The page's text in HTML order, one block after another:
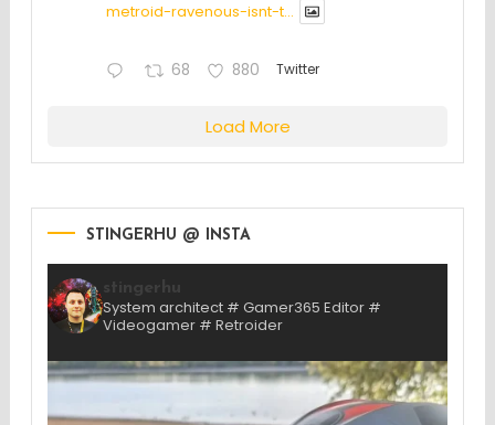
metroid-ravenous-isnt-t...
68 880 Twitter
Load More
STINGERHU @ INSTA
System architect # Gamer365 Editor #
Videogamer # Retroider